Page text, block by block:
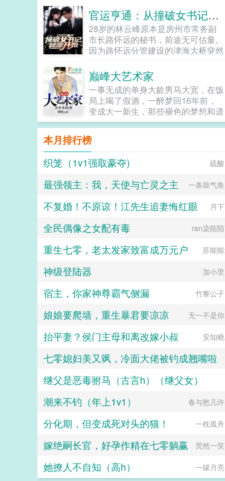
的王爷，却对她一往情深沈清瞳想做
我夫君，三从四德了解一下？顾清之
为了夫人，立刻去进修男德！...
灭之际，一群渔者被召唤而来。这是
渔者也是愚者的故事。浓缩版一切从
挥动鱼竿成为钓鱼佬开始。苏忘
SO？长着8只眼睛3条腿的鱼到底能
不能吃？在线等，挺急的。...
官运亨通：从撞破女书记秘密开始
28岁的林云峰原本是房州市常务副
市长路怀远的秘书，前途无可估量。
因为路怀远分管建设的津海大桥突然
人羡慕的政坛新星被打入冷宫。娇妻
也离开了他，他心灰意冷借酒愁，却
意外发现女市委书记唐玉娆的秘密，
从此官运之门大开...
巅峰大艺术家
一事无成的单身大龄男马大宽，在饭
局上喝了假酒，一醉梦回16年前，
变成大一新生，那些褪色的梦想和遗
憾，终于有了大展拳脚的机会。当画
家，做导演，收藏古玩字画，...
本月排行榜
织笼（1v1强取豪夺)
硫酸
最强领主：我，天使与亡灵之主 一条鼓气鱼
不复婚！不原谅！江先生追妻悔红眼 月下
全民偶像之女配有毒 ran染陌陌
重生七零，老太发家致富成万元户 苏能能
神级登陆器 加小里
宿主，你家神尊霸气侧漏 竹黎公子
娘娘要爬墙，重生暴君要凉凉 无一不是你
抬平妻？侯门主母和离改嫁小叔 安知晓
七零媳妇美又飒，冷面大佬被钓成翘嘴啦
晴空万里云
继父是恶毒驸马（古言h）（继父女）
公子缺斤少两
潮来不钓（年上1v1） 春与愁几许
分化期，但变成死对头的猫！ 一枕孤舟
嫁绝嗣长官，好孕作精在七零躺赢 莞然一笑
她撩人不自知（高h） 一罐月亮